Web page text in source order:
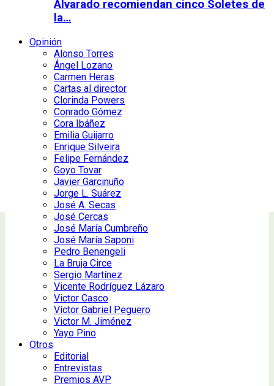
Alvarado recomiendan cinco Soletes de
la…
Opinión
Alonso Torres
Ángel Lozano
Carmen Heras
Cartas al director
Clorinda Powers
Conrado Gómez
Cora Ibáñez
Emilia Guijarro
Enrique Silveira
Felipe Fernández
Goyo Tovar
Javier Garcinuño
Jorge L. Suárez
José A. Secas
José Cercas
José María Cumbreño
José María Saponi
Pedro Benengeli
La Bruja Circe
Sergio Martínez
Vicente Rodríguez Lázaro
Victor Casco
Víctor Gabriel Peguero
Victor M. Jiménez
Yayo Pino
Otros
Editorial
Entrevistas
Premios AVP